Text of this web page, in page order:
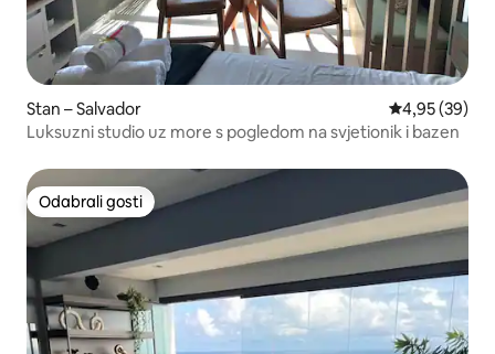
Stan – Salvador Prosječna
4,95 (39)
Luksuzni studio uz more s pogledom na svjetionik i bazen
Odabrali gosti
Odabrali gosti